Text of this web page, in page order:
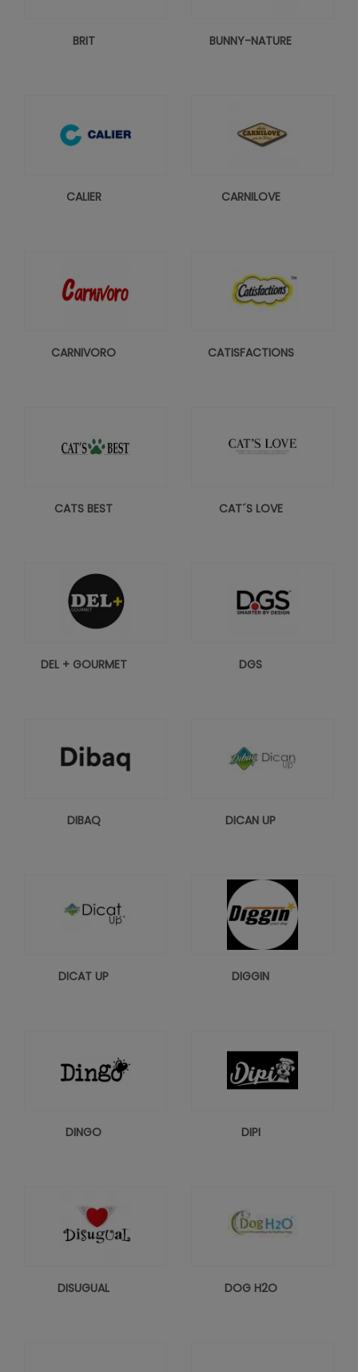
BRIT BUNNY-NATURE
CALIER CARNILOVE
CARNIVORO CATISFACTIONS
CATS BEST CAT´S LOVE
DEL + GOURMET DGS
DIBAQ DICAN UP
DICAT UP DIGGIN
DINGO DIPI
DISUGUAL DOG H2O